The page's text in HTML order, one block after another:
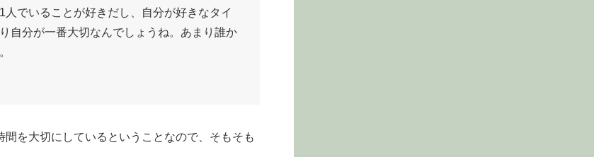
でいることが好きだし、自分が好きなタイ
自分が一番大切なんでしょうね。あまり誰か
を大切にしているということなので、そもそも